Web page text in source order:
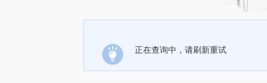
正在查询中，请刷新重试